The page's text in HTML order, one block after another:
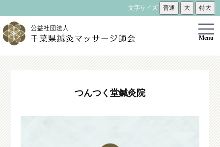
Menu
文字サイズ 普通 大 特大
つんつく堂鍼灸院